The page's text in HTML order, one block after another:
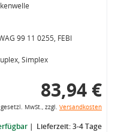
99 11 0255, FEBI
Simplex
83,94 €
MwSt., zzgl. Versandkosten
Lieferzeit: 3-4 Tage